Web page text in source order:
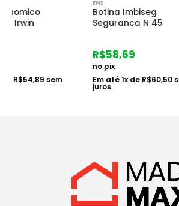
Botina Imbiseg
Seguranca N 45
Em até1x de 60,50sem
juros
Bota
Kala 42
Em até
juros